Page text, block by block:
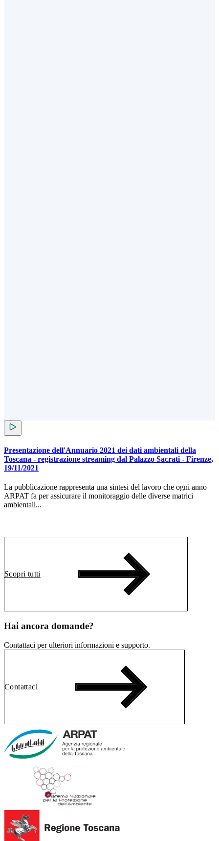
Presentazione dell'Annuario 2021 dei dati ambientali della
Toscana - registrazione streaming dal Palazzo Sacrati - Firenze,
19/11/2021
La pubblicazione rappresenta una sintesi del lavoro che ogni anno
ARPAT fa per assicurare il monitoraggio delle diverse matrici
ambientali...
Scopri tutti
Hai ancora domande?
Contattaci per ulteriori informazioni e supporto.
Contattaci